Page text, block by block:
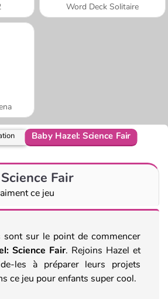
Word Deck Solitaire
Baby Hazel: Science Fair
Fair
ce jeu
sont sur le point de commencer
Science Fair. Rejoins Hazel et
les à préparer leurs projets
ce jeu pour enfants super cool.